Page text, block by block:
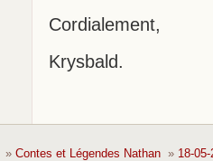
Cordialement,
Krysbald.
» Contes et Légendes Nathan » 18-